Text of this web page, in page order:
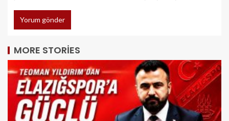
MORE STORIES